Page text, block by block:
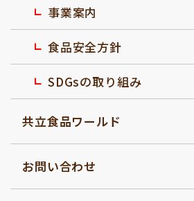
事業案内
食品安全方針
SDGsの取り組み
共立食品ワールド
お問い合わせ